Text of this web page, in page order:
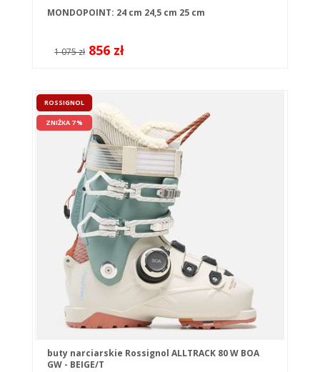
MONDOPOINT: 24 cm 24,5 cm 25 cm
1 075 zł 856 zł
ROSSIGNOL
ZNIŻKA 7 %
buty narciarskie Rossignol ALLTRACK 80 W BOA
GW - BEIGE/T